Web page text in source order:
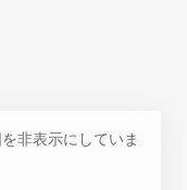
非表示にしていま